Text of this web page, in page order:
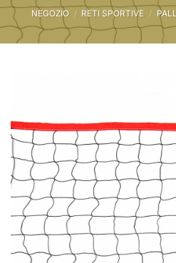
NEGOZIO / RETI SPORTIVE /